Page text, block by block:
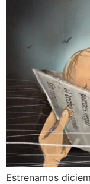
Estrenamos